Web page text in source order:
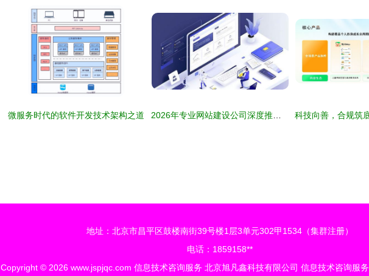
微服务时代的软件开发技术架构之道
地址：北京市昌平区鼓楼南街39号楼1层3单元302甲1534（集群注册）
电话：1859158**
Copyright © 2026 www.jspjqc.com 信息技术咨询服务 北京旭凡鑫科技有限公司 信息技术咨询服务